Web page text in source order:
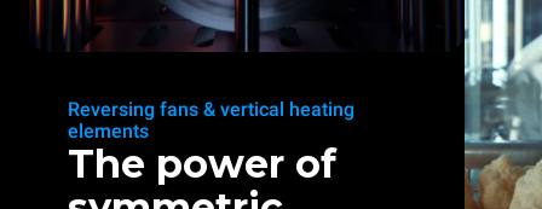
Reversing fans & vertical heating
elements
The power of